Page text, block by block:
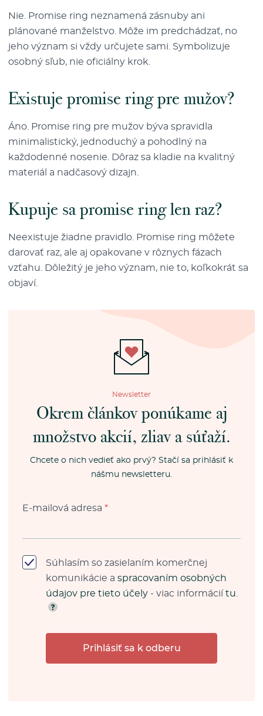
Nie. Promise ring neznamená zásnuby ani
plánované manželstvo. Môže im predchádzať, no
jeho význam si vždy určujete sami. Symbolizuje
osobný sľub, nie oficiálny krok.
Existuje promise ring pre mužov?
Áno. Promise ring pre mužov býva spravidla
minimalistický, jednoduchý a pohodlný na
každodenné nosenie. Dôraz sa kladie na kvalitný
materiál a nadčasový dizajn.
Kupuje sa promise ring len raz?
Neexistuje žiadne pravidlo. Promise ring môžete
darovať raz, ale aj opakovane v rôznych fázach
vzťahu. Dôležitý je jeho význam, nie to, koľkokrát sa
objaví.
Newsletter
Okrem článkov ponúkame aj
množstvo akcií, zliav a súťaží.
Chcete o nich vedieť ako prvý? Stačí sa prihlásiť k
nášmu newsletteru.
E-mailová adresa *
Súhlasím so zasielaním komerčnej
komunikácie a spracovaním osobných
údajov pre tieto účely - viac informácií tu.
Prihlásiť sa k odberu